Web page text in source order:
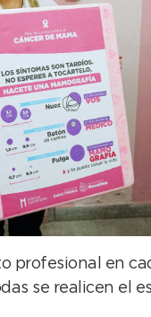
en
se realicen el